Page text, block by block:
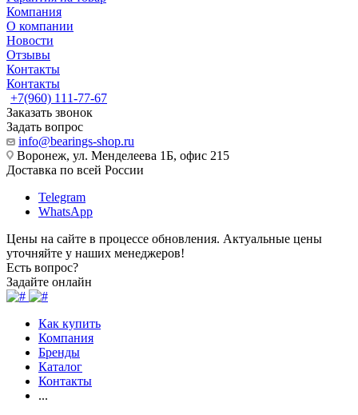
Компания
О компании
Новости
Отзывы
Контакты
Контакты
+7(960) 111-77-67
Заказать звонок
Задать вопрос
info@bearings-shop.ru
Воронеж, ул. Менделеева 1Б, офис 215
Доставка по всей России
Telegram
WhatsApp
Цены на сайте в процессе обновления. Актуальные цены
уточняйте у наших менеджеров!
Есть вопрос?
Задайте онлайн
Как купить
Компания
Бренды
Каталог
Контакты
...